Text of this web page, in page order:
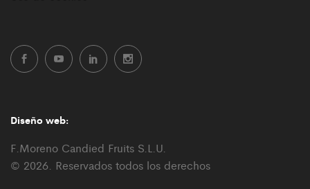
Diseño web:
F.Moreno Candied Fruits S.L.U.
© 2026. Reservados todos los derechos